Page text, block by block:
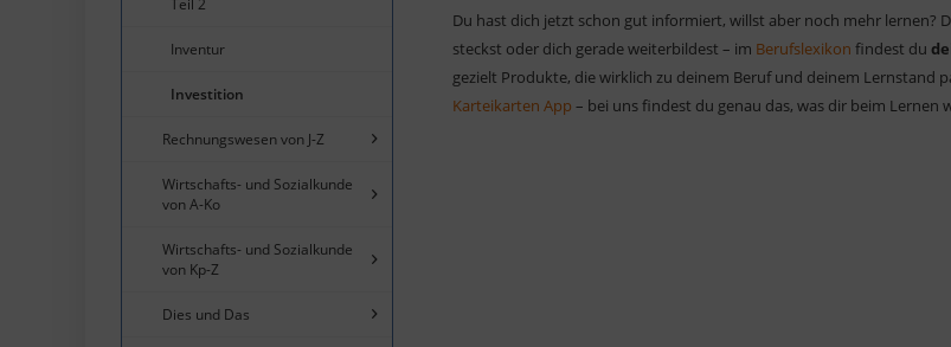
Inventur
Investition
Rechnungswesen von J-Z
Wirtschafts- und Sozialkunde
von A-Ko
Wirtschafts- und Sozialkunde
von Kp-Z
Dies und Das
Du hast dich jetzt schon gut informiert, willst aber noch mehr lernen?
steckst oder dich gerade weiterbildest – im Berufslexikon findest du
gezielt Produkte, die wirklich zu deinem Beruf und deinem Lernstand
Karteikarten App – bei uns findest du genau das, was dir beim Lernen